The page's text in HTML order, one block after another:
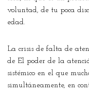
voluntad, de tu poca
edad.
La crisis de falta de
de El poder de la
sistémico en el que
simultáneamente, en